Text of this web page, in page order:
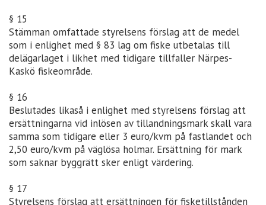
§ 15
Stämman omfattade styrelsens förslag att de medel
som i enlighet med § 83 lag om fiske utbetalas till
delägarlaget i likhet med tidigare tillfaller Närpes-
Kaskö fiskeområde.
§ 16
Beslutades likaså i enlighet med styrelsens förslag att
ersättningarna vid inlösen av tillandningsmark skall vara
samma som tidigare eller 3 euro/kvm på fastlandet och
2,50 euro/kvm på väglösa holmar. Ersättning för mark
som saknar byggrätt sker enligt värdering.
§ 17
Styrelsens förslag att ersättningen för fisketillstånden